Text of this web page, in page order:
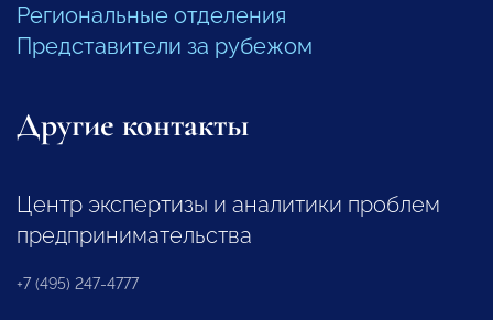
Региональные отделения
Представители за рубежом
Другие контакты
Центр экспертизы и аналитики проблем
предпринимательства
+7 (495) 247-4777